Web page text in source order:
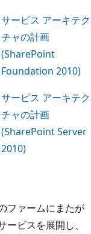
サービス アーキテク
チャの計画
(SharePoint
Foundation 2010)
サービス アーキテク
チャの計画
(SharePoint Server
2010)
ファームにまたが
ービスを展開し、